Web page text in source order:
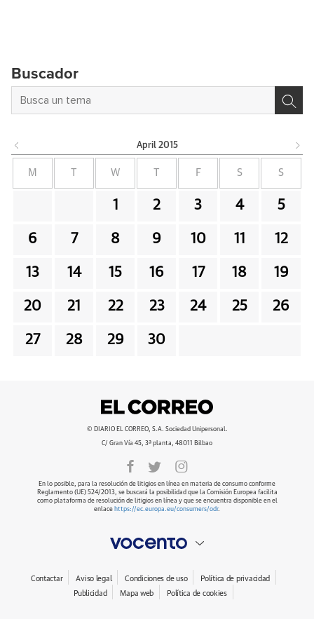
Buscador
April 2015
M W F S S
1 2 3 4 5
6 7 8 9 10 11 12
13 14 15 16 17 18 19
20 21 22 23 24 25 26
27 28 29 30
© DIARIO EL CORREO, S.A. Sociedad Unipersonal.
C/ Gran Vía 45, 3ª planta, 48011 Bilbao
En lo posible, para la resolución de litigios en línea en materia de consumo conforme
Reglamento (UE) 524/2013, se buscará la posibilidad que la Comisión Europea facilita
como plataforma de resolución de litigios en línea y que se encuentra disponible en el
enlace https://ec.europa.eu/consumers/odr.
Contactar Aviso legal Condiciones de uso
Política de privacidad
Publicidad
Mapa web Política de cookies